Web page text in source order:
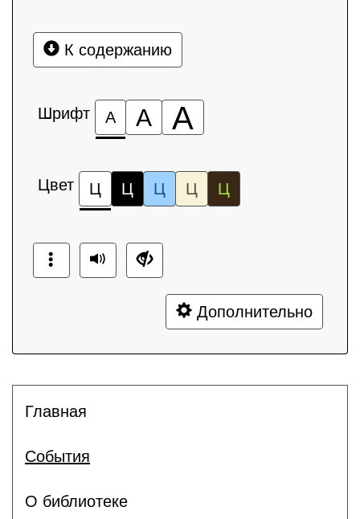
К содержанию
Шрифт А А А
Цвет Ц Ц Ц Ц Ц
Дополнительно
Главная
События
О библиотеке